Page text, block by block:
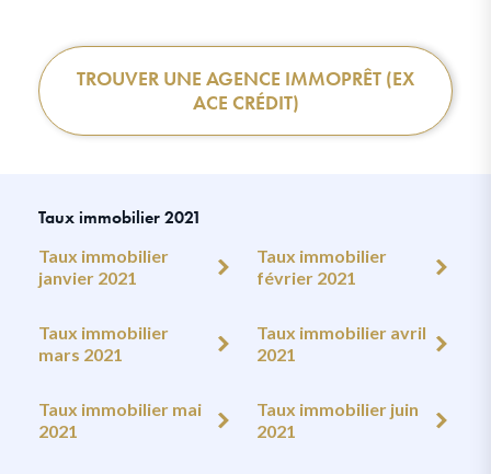
TROUVER UNE AGENCE IMMOPRÊT (EX
ACE CRÉDIT)
Taux immobilier 2021
Taux immobilier
janvier 2021
Taux immobilier
février 2021
Taux immobilier
mars 2021
Taux immobilier avril
2021
Taux immobilier mai
2021
Taux immobilier juin
2021